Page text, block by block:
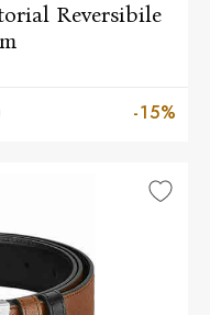
Reversibile
-15%